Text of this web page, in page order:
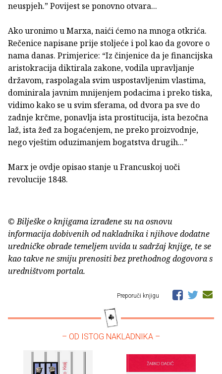
neuspjeh.” Povijest se ponovno otvara...
Ako uronimo u Marxa, naići ćemo na mnoga otkrića.
Rečenice napisane prije stoljeće i pol kao da govore o
nama danas. Primjerice: “Iz činjenice da je financijska
aristokracija diktirala zakone, vodila upravljanje
državom, raspolagala svim uspostavljenim vlastima,
dominirala javnim mnijenjem podacima i preko tiska,
vidimo kako se u svim sferama, od dvora pa sve do
zadnje krčme, ponavlja ista prostitucija, ista bezočna
laž, ista žeđ za bogaćenjem, ne preko proizvodnje,
nego vještim oduzimanjem bogatstva drugih...”
Marx je ovdje opisao stanje u Francuskoj uoči
revolucije 1848.
© Bilješke o knjigama izrađene su na osnovu
informacija dobivenih od nakladnika i njihove dodatne
uredničke obrade temeljem uvida u sadržaj knjige, te se
kao takve ne smiju prenositi bez prethodnog dogovora s
uredništvom portala.
Preporuči knjigu
– OD ISTOG NAKLADNIKA –